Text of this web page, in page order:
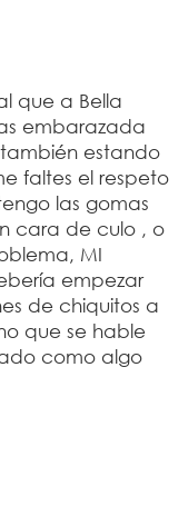
que a Bella
embarazada
estando
faltes el respeto
las gomas
cara de culo , o
MI
empezar
de chiquitos a
que se hable
como algo